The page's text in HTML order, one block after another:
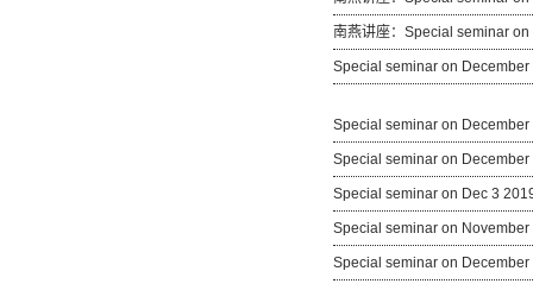
南燕讲座：Special seminar
Special seminar on
Special seminar on
Special seminar on
Special seminar on Dec 3
Special seminar on
Special seminar on